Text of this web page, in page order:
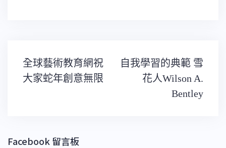
文
章
導
全球藝術教育網祝
大家蛇年創意無限
自我學習的典範 雪
花人Wilson A.
Bentley
Facebook 留言板